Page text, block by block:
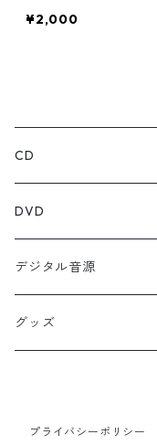
¥2,000
CD
シングル
EP
DVD
デジタル音源
グッズ
プライバシーポリシー